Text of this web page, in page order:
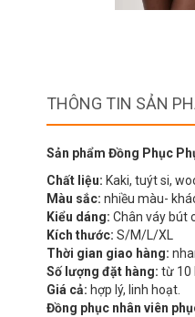
THÔNG TIN SẢN
Sản phẩm Đồng Phục
Chất liệu: Kaki, tuýt si,
Màu sắc: nhiều màu-
Kiểu dáng: Chân váy bút
Kích thước: S/M/L/XL
Thời gian giao hàng:
Số lượng đặt hàng: từ 10
Giá cả: hợp lý, linh hoạt.
Đồng phục nhân viên